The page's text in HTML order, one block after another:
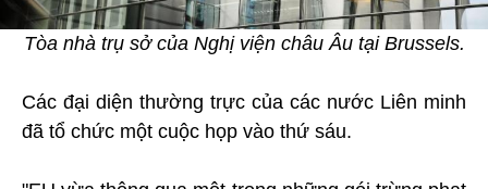
Tòa nhà trụ sở của Nghị viện châu Âu tại Brussels.
Các đại diện thường trực của các nước Liên minh
đã tổ chức một cuộc họp vào thứ sáu.